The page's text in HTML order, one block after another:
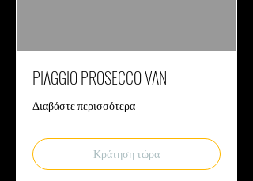
PIAGGIO PROSECCO VAN
Διαβάστε περισσότερα
Κράτηση τώρα